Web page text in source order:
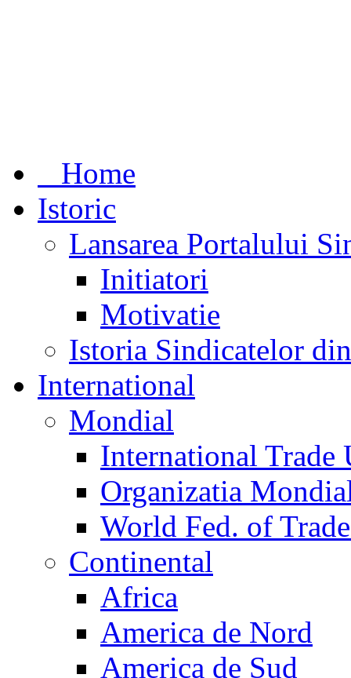
Home
Istoric
Lansarea Portalului
Initiatori
Motivatie
Istoria Sindicatelor
International
Mondial
International Trade
Organizatia
World Fed. of
Continental
Africa
America de Nord
America de Sud